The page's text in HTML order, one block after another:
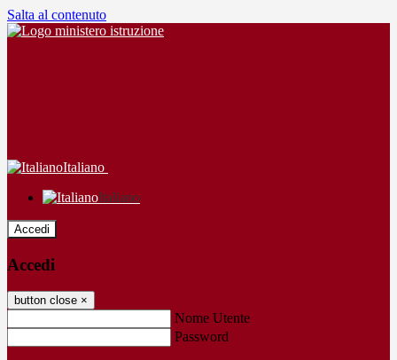
Salta al contenuto
Italiano
Italiano
Accedi
Accedi
button close ×
Nome Utente
Password